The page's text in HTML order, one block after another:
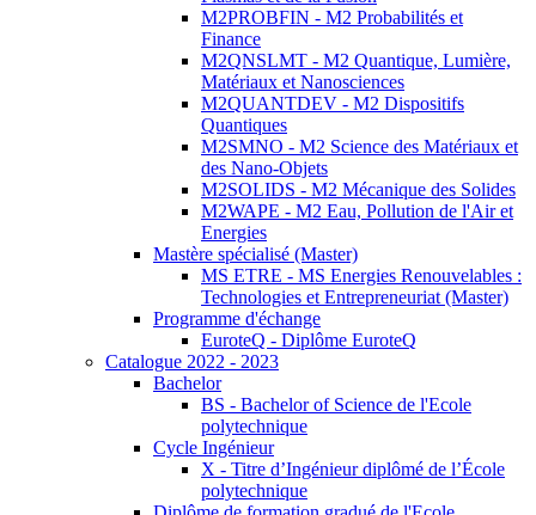
M2PROBFIN - M2 Probabilités et
Finance
M2QNSLMT - M2 Quantique, Lumière,
Matériaux et Nanosciences
M2QUANTDEV - M2 Dispositifs
Quantiques
M2SMNO - M2 Science des Matériaux et
des Nano-Objets
M2SOLIDS - M2 Mécanique des Solides
M2WAPE - M2 Eau, Pollution de l'Air et
Energies
Mastère spécialisé (Master)
MS ETRE - MS Energies Renouvelables :
Technologies et Entrepreneuriat (Master)
Programme d'échange
EuroteQ - Diplôme EuroteQ
Catalogue 2022 - 2023
Bachelor
BS - Bachelor of Science de l'Ecole
polytechnique
Cycle Ingénieur
X - Titre d’Ingénieur diplômé de l’École
polytechnique